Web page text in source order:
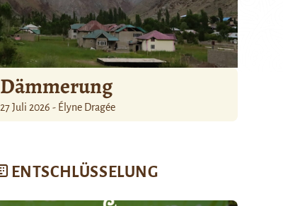
Dämmerung
27 Juli 2026 - Élyne Dragée
ENTSCHLÜSSELUNG